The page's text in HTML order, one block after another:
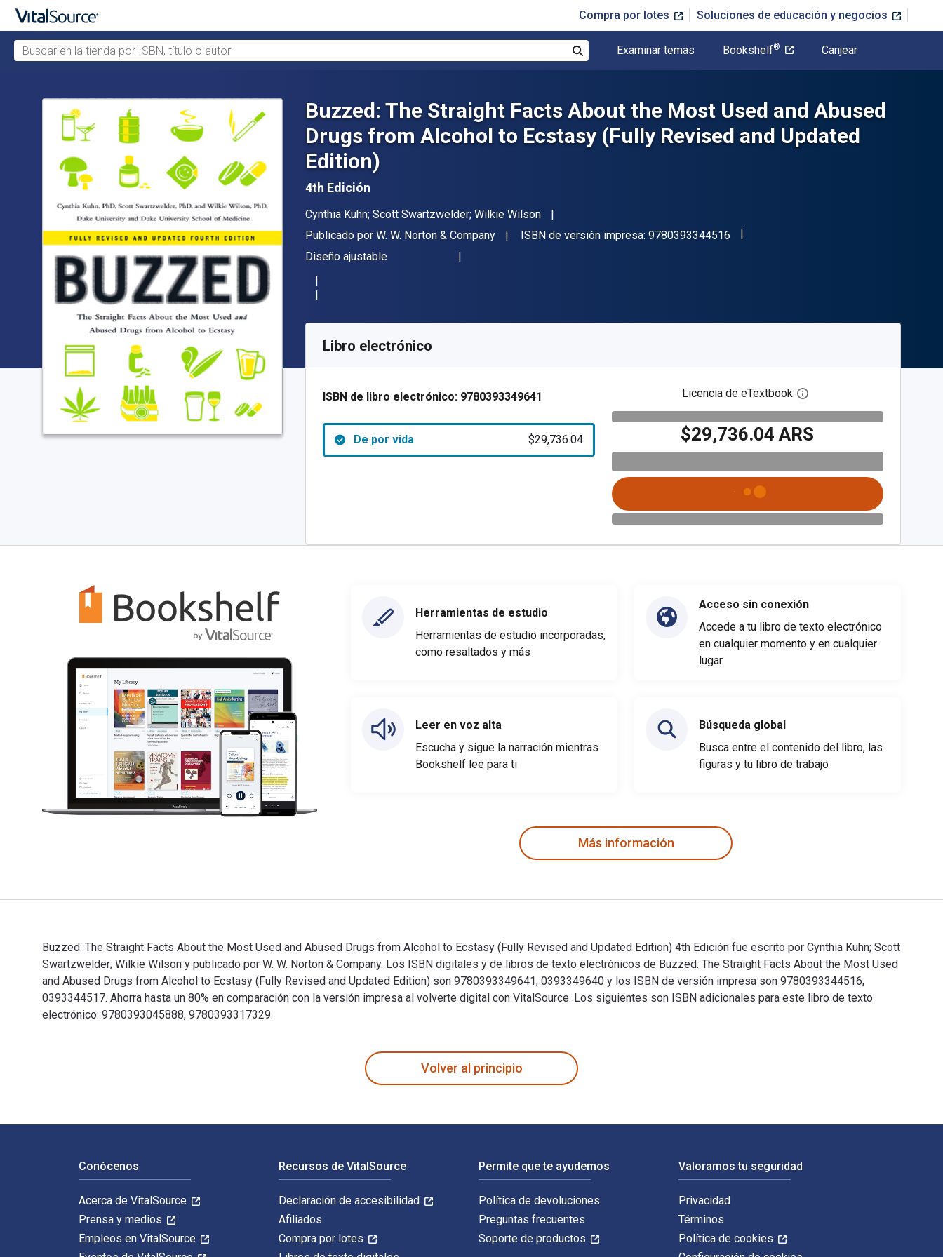
Compra por lotes Soluciones de educación y negocios
Buscar en la tienda por ISBN, título o autor
Examinar temas Bookshelf® Canjear
Buzzed: The Straight Facts About the Most Used and Abused
Drugs from Alcohol to Ecstasy (Fully Revised and Updated
Edition)
4th Edición
Autor(es)
Cynthia Kuhn; Scott Swartzwelder; Wilkie Wilson
Editor
Publicado por W. W. Norton & Company ISBN de versión impresa: 9780393344516 "ISBN-13 9780393344516"
Formato
Diseño ajustable
SKU:
Libro electrónico
ISBN de libro electrónico: 9780393349641
De por vida $29,736.04
Licencia de eTextbook Abre el cuadro de diálogo
$29,736.04 ARS
Herramientas de estudio
Herramientas de estudio incorporadas,
como resaltados y más
Leer en voz alta
Escucha y sigue la narración mientras
Bookshelf lee para ti
Acceso sin conexión
Accede a tu libro de texto electrónico
en cualquier momento y en cualquier
lugar
Búsqueda global
Busca entre el contenido del libro, las
figuras y tu libro de trabajo
Más información
Buzzed: The Straight Facts About the Most Used and Abused Drugs from Alcohol to Ecstasy (Fully Revised and Updated Edition) 4th Edición fue escrito por Cynthia Kuhn; Scott
Swartzwelder; Wilkie Wilson y publicado por W. W. Norton & Company. Los ISBN digitales y de libros de texto electrónicos de Buzzed: The Straight Facts About the Most Used
and Abused Drugs from Alcohol to Ecstasy (Fully Revised and Updated Edition) son 9780393349641, 0393349640 y los ISBN de versión impresa son 9780393344516,
0393344517. Ahorra hasta un 80% en comparación con la versión impresa al volverte digital con VitalSource. Los siguientes son ISBN adicionales para este libro de texto
electrónico: 9780393045888, 9780393317329.
Volver al principio
Conócenos
Acerca de VitalSource
Prensa y medios
Empleos en VitalSource
Recursos de VitalSource
Declaración de accesibilidad
Afiliados
Compra por lotes
Permite que te ayudemos
Política de devoluciones
Preguntas frecuentes
Soporte de productos
Valoramos tu seguridad
Privacidad
Términos
Política de cookies